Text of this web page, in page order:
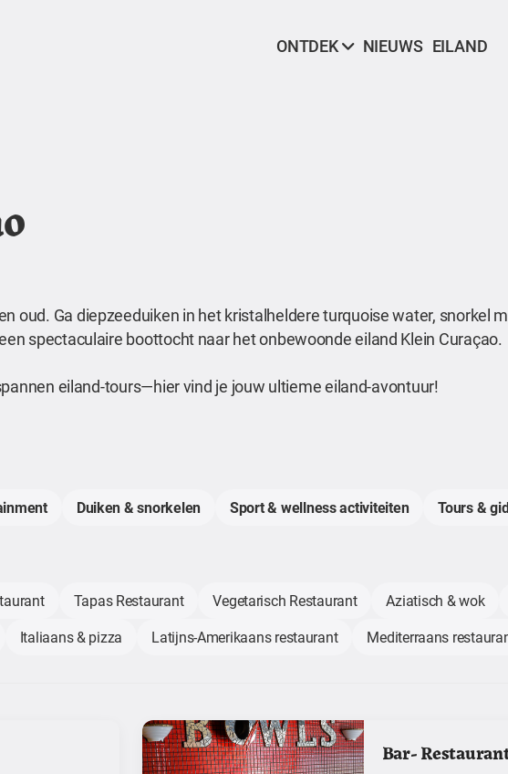
ONTDEK NIEUWS EILAND
oud. Ga diepzeeduiken in het kristalheldere turquoise water, snorkel
spectaculaire boottocht naar het onbewoonde eiland Klein Curaçao.
eiland-tours—hier vind je jouw ultieme eiland-avontuur!
Duiken & snorkelen Sport & wellness activiteiten Tours &
Tapas Restaurant Vegetarisch Restaurant Aziatisch & wok
Italiaans & pizza Latijns-Amerikaans restaurant Mediterraans
Bar-